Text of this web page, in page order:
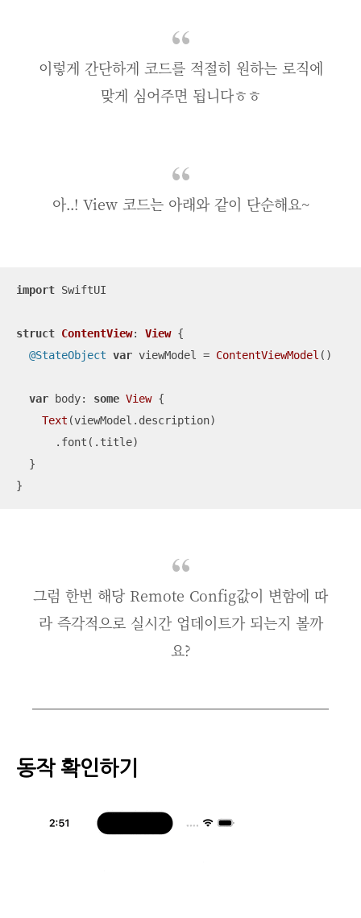
이렇게 간단하게 코드를 적절히 원하는 로직에
맞게 심어주면 됩니다ㅎㅎ
아..! View 코드는 아래와 같이 단순해요~
import SwiftUI
struct ContentView: View {
@StateObject var viewModel = ContentViewModel ()
var body: some View {
Text (viewModel.description)
      .font(.title)
  }
}
그럼 한번 해당 Remote Config값이 변함에 따
라 즉각적으로 실시간 업데이트가 되는지 볼까
요?
동작 확인하기